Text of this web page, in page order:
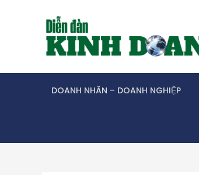
DOANH NHÂN – DOANH NGHIỆP